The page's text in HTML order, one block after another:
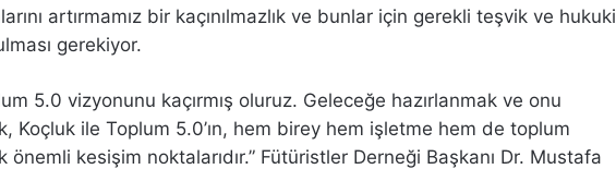
artırmamız bir kaçınılmazlık ve bunlar için gerekli teşvik ve hukuki
gerekiyor.
5.0 vizyonunu kaçırmış oluruz. Geleceğe hazırlanmak ve onu
Koçluk ile Toplum 5.0’ın, hem birey hem işletme hem de toplum
önemli kesişim noktalarıdır.” Fütüristler Derneği Başkanı Dr. Mustafa